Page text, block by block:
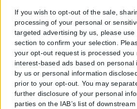
If you wish to opt-out of the sale,
processing of your personal or
targeted advertising by us, please
section to confirm your selection.
your opt-out request is processed you
interest-based ads based on personal
by us or personal information
prior to your opt-out. You may
further disclosure of your personal
parties on the IAB’s list of